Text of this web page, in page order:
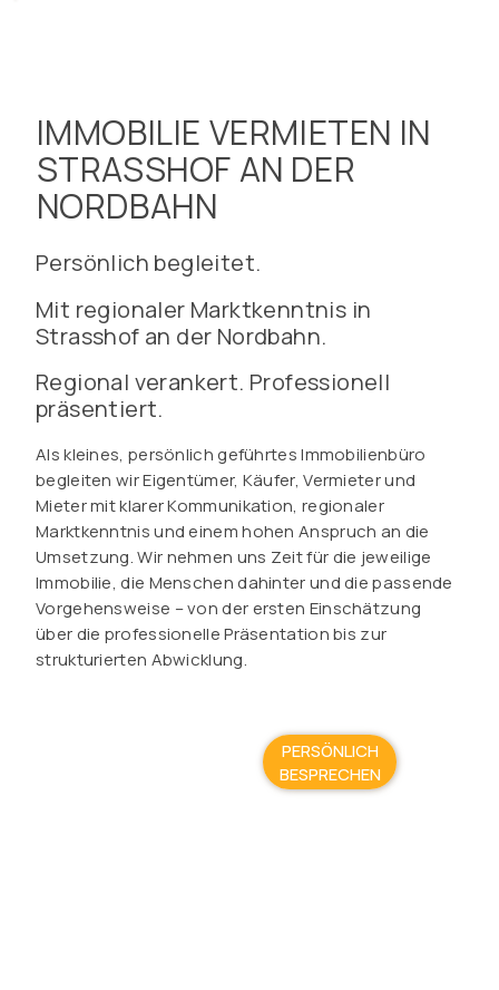
IMMOBILIE VERMIETEN IN
STRASSHOF AN DER
NORDBAHN
Persönlich begleitet.
Mit regionaler Marktkenntnis in
Strasshof an der Nordbahn.
Regional verankert. Professionell
präsentiert.
Als kleines, persönlich geführtes Immobilienbüro
begleiten wir Eigentümer, Käufer, Vermieter und
Mieter mit klarer Kommunikation, regionaler
Marktkenntnis und einem hohen Anspruch an die
Umsetzung. Wir nehmen uns Zeit für die jeweilige
Immobilie, die Menschen dahinter und die passende
Vorgehensweise – von der ersten Einschätzung
über die professionelle Präsentation bis zur
strukturierten Abwicklung.
PERSÖNLICH
BESPRECHEN